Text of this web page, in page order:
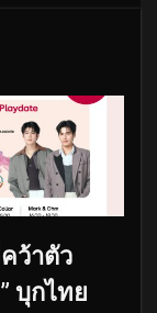
ว้าตัว
บุกไทย